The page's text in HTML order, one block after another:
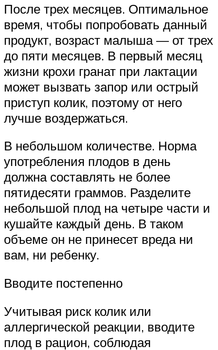
После трех месяцев. Оптимальное
время, чтобы попробовать данный
продукт, возраст малыша — от трех
до пяти месяцев. В первый месяц
жизни крохи гранат при лактации
может вызвать запор или острый
приступ колик, поэтому от него
лучше воздержаться.
В небольшом количестве. Норма
употребления плодов в день
должна составлять не более
пятидесяти граммов. Разделите
небольшой плод на четыре части и
кушайте каждый день. В таком
объеме он не принесет вреда ни
вам, ни ребенку.
Вводите постепенно
Учитывая риск колик или
аллергической реакции, вводите
плод в рацион, соблюдая